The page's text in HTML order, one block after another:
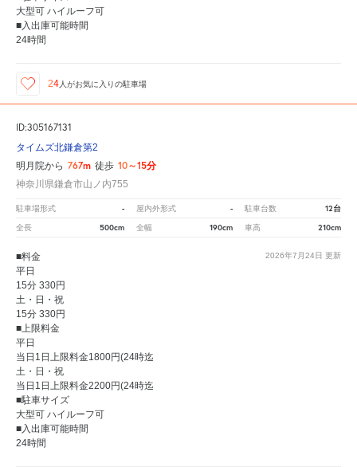
大型可 ハイルーフ可
■入出庫可能時間
24時間
24 人がお気に入りの駐車場
ID:305167131
タイムズ北鎌倉第2
明月院から 767m 徒歩 10～15分
神奈川県鎌倉市山ノ内755
駐車場形式 - 屋内外形式 - 駐車台数 12台
全長 500cm 全幅 190cm 車高 210cm
2026年7月24日 更新
■料金
平日
15分 330円
土・日・祝
15分 330円
■上限料金
平日
当日1日上限料金1800円(24時迄
土・日・祝
当日1日上限料金2200円(24時迄
■駐車サイズ
大型可 ハイルーフ可
■入出庫可能時間
24時間